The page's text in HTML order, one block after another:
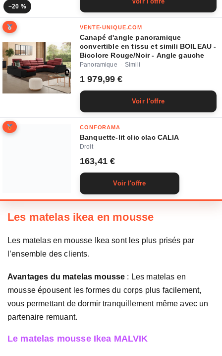
−20 %
VENTE-UNIQUE.COM
Canapé d'angle panoramique
convertible en tissu et simili BOILEAU -
Bicolore Rouge/Noir - Angle gauche
Panoramique · Simili
1 979,99 €
Voir l'offre
CONFORAMA
Banquette-lit clic clac CALIA
Droit
163,41 €
Voir l'offre
Les matelas ikea en mousse
Les matelas en mousse Ikea sont les plus prisés par
l’ensemble des clients.
Avantages du matelas mousse : Les matelas en
mousse épousent les formes du corps plus facilement,
vous permettant de dormir tranquillement même avec un
partenaire remuant.
Le matelas mousse Ikea MALVIK